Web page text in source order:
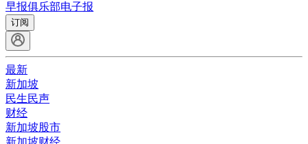
早报俱乐部电子报
订阅
最新
新加坡
民生民声
财经
新加坡股市
新加坡财经